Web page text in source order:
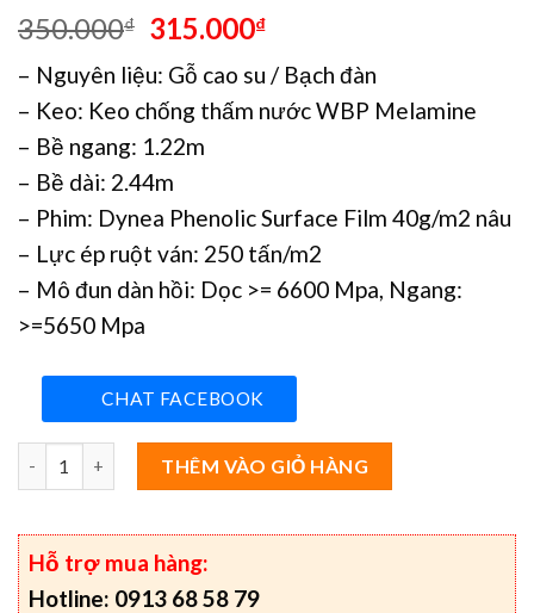
350.000₫ 315.000₫
– Nguyên liệu: Gỗ cao su / Bạch đàn
– Keo: Keo chống thấm nước WBP Melamine
– Bề ngang: 1.22m
– Bề dài: 2.44m
– Phim: Dynea Phenolic Surface Film 40g/m2 nâu
– Lực ép ruột ván: 250 tấn/m2
– Mô đun dàn hồi: Dọc >= 6600 Mpa, Ngang:
>=5650 Mpa
CHAT FACEBOOK
Ván phủ phim, bảng giá ván phủ phim, địa điểm bán ván phủ
THÊM VÀO GIỎ HÀNG
Hỗ trợ mua hàng:
Hotline: 0913 68 58 79